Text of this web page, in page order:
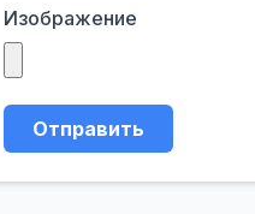
Изображение
Отправить